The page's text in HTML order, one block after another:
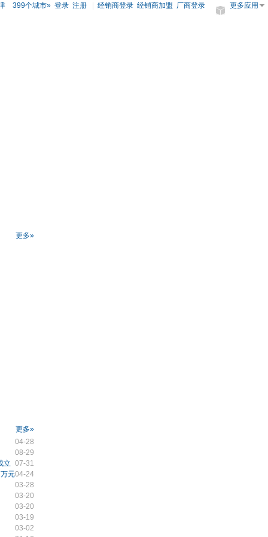
399个城市» 更多应用
登录 注册 经销商登录 经销商加盟 厂商登录
更多»
更多»
04-28
08-29
07-31
立
04-24
元
03-28
03-20
03-20
03-19
03-02